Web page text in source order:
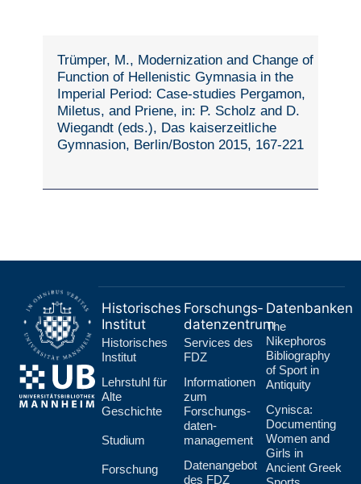
Trümper, M., Modernization and Change of
Function of Hellenistic Gymnasia in the
Imperial Period: Case-studies Pergamon,
Miletus, and Priene, in: P. Scholz and D.
Wiegandt (eds.), Das kaiserzeitliche
Gymnasion, Berlin/Boston 2015, 167-221
Historisches
Institut
Historisches
Institut
Lehr­stuhl für
Alte
Geschichte
Studium
Forschung
Forschungs­
datenzentrum
Services des
FDZ
Informationen
zum
Forschungs­
daten­
management
Datenangebot
des FDZ
Datenbanken
The
Nikephoros
Bibliography
of Sport in
Antiquity
Cynisca:
Documenting
Women and
Girls in
Ancient Greek